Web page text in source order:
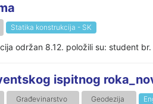
Statika konstrukcija - SK
održan 8.12. položili su: student
ispitnog
Građevinarstvo Geodezija